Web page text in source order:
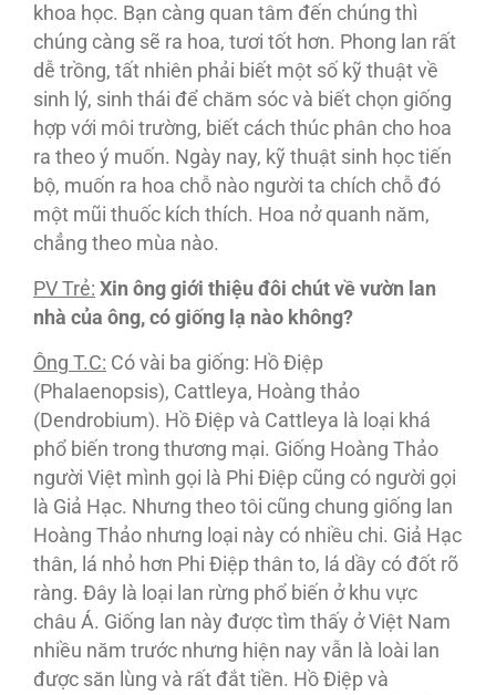
khoa học. Bạn càng quan tâm đến chúng thì
chúng càng sẽ ra hoa, tươi tốt hơn. Phong lan rất
dễ trồng, tất nhiên phải biết một số kỹ thuật về
sinh lý, sinh thái để chăm sóc và biết chọn giống
hợp với môi trường, biết cách thúc phân cho hoa
ra theo ý muốn. Ngày nay, kỹ thuật sinh học tiến
bộ, muốn ra hoa chỗ nào người ta chích chỗ đó
một mũi thuốc kích thích. Hoa nở quanh năm,
chẳng theo mùa nào.
PV Trẻ: Xin ông giới thiệu đôi chút về vườn lan
nhà của ông, có giống lạ nào không?
Ông T.C: Có vài ba giống: Hồ Ðiệp
(Phalaenopsis), Cattleya, Hoàng thảo
(Dendrobium). Hồ Ðiệp và Cattleya là loại khá
phổ biến trong thương mại. Giống Hoàng Thảo
người Việt mình gọi là Phi Ðiệp cũng có người gọi
là Giả Hạc. Nhưng theo tôi cũng chung giống lan
Hoàng Thảo nhưng loại này có nhiều chi. Giả Hạc
thân, lá nhỏ hơn Phi Ðiệp thân to, lá dầy có đốt rõ
ràng. Ðây là loại lan rừng phổ biến ở khu vực
châu Á. Giống lan này được tìm thấy ở Việt Nam
nhiều năm trước nhưng hiện nay vẫn là loài lan
được săn lùng và rất đắt tiền. Hồ Ðiệp và